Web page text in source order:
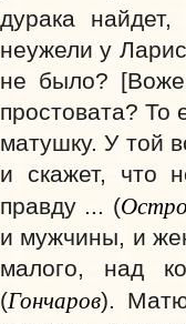
дурака
неужели у
не было?
простовата? То
матушку. У той
и скажет, что
правду ... (
и мужчины, и
малого, над
(Гончаров).